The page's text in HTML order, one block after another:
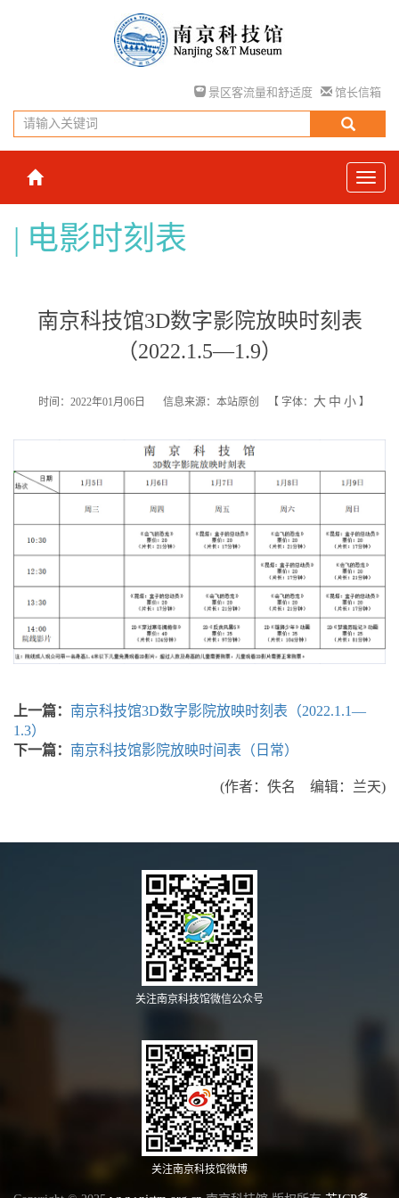
景区客流量和舒适度 馆长信箱
电影时刻表
南京科技馆3D数字影院放映时刻表
（2022.1.5—1.9）
时间：2022年01月06日 信息来源：本站原创 【 字体： 大 中 小 】
上一篇： 南京科技馆3D数字影院放映时刻表（2022.1.1—
1.3）
下一篇： 南京科技馆影院放映时间表（日常）
(作者：佚名 编辑：兰天)
关注南京科技馆微信公众号
关注南京科技馆微博